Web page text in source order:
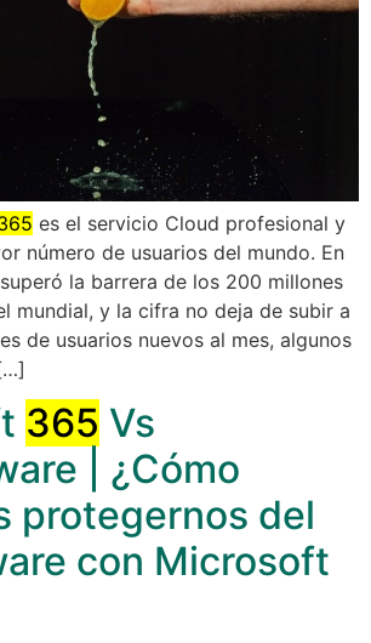
es el servicio Cloud profesional y
número de usuarios del mundo. En
la barrera de los 200 millones
mundial, y la cifra no deja de subir a
de usuarios nuevos al mes, algunos
365 Vs
| ¿Cómo
protegernos del
con Microsoft